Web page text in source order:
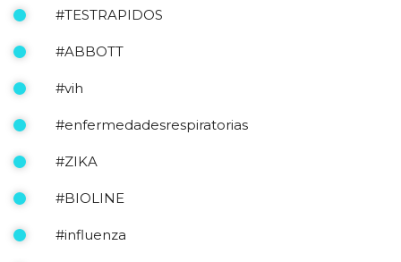
#TESTRAPIDOS
#ABBOTT
#vih
#enfermedadesrespiratorias
#ZIKA
#BIOLINE
#influenza